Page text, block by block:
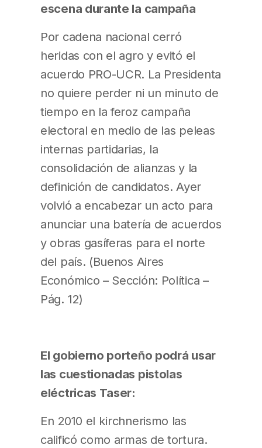
escena durante la campaña
Por cadena nacional cerró
heridas con el agro y evitó el
acuerdo PRO-UCR. La Presidenta
no quiere perder ni un minuto de
tiempo en la feroz campaña
electoral en medio de las peleas
internas partidarias, la
consolidación de alianzas y la
definición de candidatos. Ayer
volvió a encabezar un acto para
anunciar una batería de acuerdos
y obras gasíferas para el norte
del país. (Buenos Aires
Económico – Sección: Política –
Pág. 12)
El gobierno porteño podrá usar
las cuestionadas pistolas
eléctricas Taser:
En 2010 el kirchnerismo las
calificó como armas de tortura.